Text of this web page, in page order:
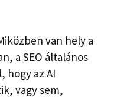
van hely a
a SEO általános
az AI
vagy sem,